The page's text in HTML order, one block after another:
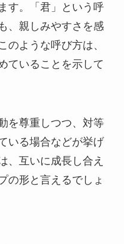
す。「君」という呼
、親しみやすさを感
のような呼び方は、
ていることを示して
を尊重しつつ、対等
いる場合などが挙げ
、互いに成長し合え
の形と言えるでしょ